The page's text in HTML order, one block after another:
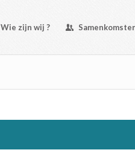
Wie zijn wij ?